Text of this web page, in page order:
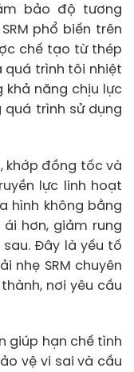
bảo độ tương
phổ biến trên
chế tạo từ thép
quá trình tôi nhiệt
khả năng chịu lực
trình sử dụng
khớp đồng tốc và
lực linh hoạt
hình không bằng
ái hơn, giảm rung
Đây là yếu tố
nhẹ SRM chuyên
nơi yêu cầu
giúp hạn chế tình
vệ vi sai và cầu